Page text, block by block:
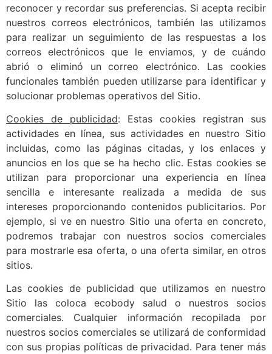
reconocer y recordar sus preferencias. Si acepta recibir
nuestros correos electrónicos, también las utilizamos
para realizar un seguimiento de las respuestas a los
correos electrónicos que le enviamos, y de cuándo
abrió o eliminó un correo electrónico. Las cookies
funcionales también pueden utilizarse para identificar y
solucionar problemas operativos del Sitio.
Cookies de publicidad: Estas cookies registran sus
actividades en línea, sus actividades en nuestro Sitio
incluidas, como las páginas citadas, y los enlaces y
anuncios en los que se ha hecho clic. Estas cookies se
utilizan para proporcionar una experiencia en línea
sencilla e interesante realizada a medida de sus
intereses proporcionando contenidos publicitarios. Por
ejemplo, si ve en nuestro Sitio una oferta en concreto,
podremos trabajar con nuestros socios comerciales
para mostrarle esa oferta, o una oferta similar, en otros
sitios.
Las cookies de publicidad que utilizamos en nuestro
Sitio las coloca ecobody salud o nuestros socios
comerciales. Cualquier información recopilada por
nuestros socios comerciales se utilizará de conformidad
con sus propias políticas de privacidad. Para tener más